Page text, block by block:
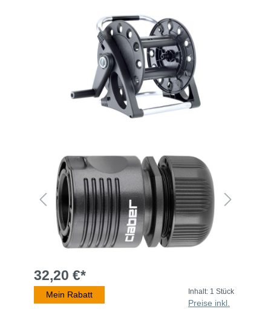
Beim Abspielen von eingebetteten Videos (YouTube,
Vimeo oder andere Quellen) werden Daten an
32,20 €*
Mein Rabatt Inhalt: 1 Stück
Preise inkl.